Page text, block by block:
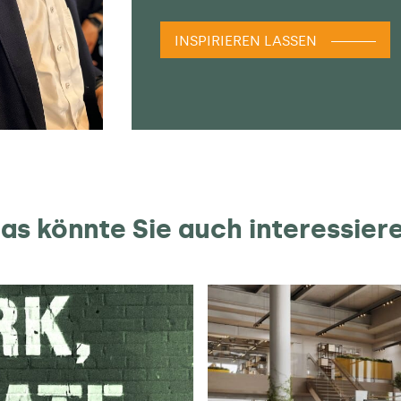
INSPIRIEREN LASSEN
könnte Sie auch